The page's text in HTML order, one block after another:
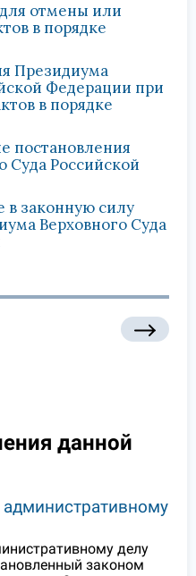
отмены или
в порядке
Президиума
Федерации при
в порядке
постановления
Суда Российской
в законную силу
Верховного Суда
данной
делу
законом